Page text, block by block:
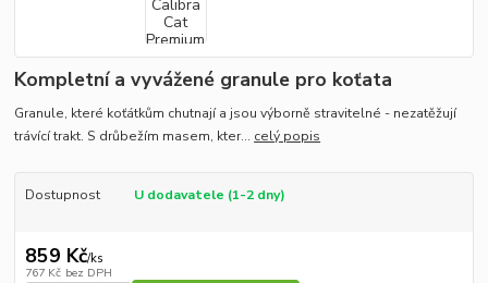
Kompletní a vyvážené granule pro koťata
Granule, které koťátkům chutnají a jsou výborně stravitelné - nezatěžují
trávící trakt. S drůbežím masem, kter... celý popis
Dostupnost U dodavatele (1-2 dny)
859 Kč/ks
767 Kč bez DPH